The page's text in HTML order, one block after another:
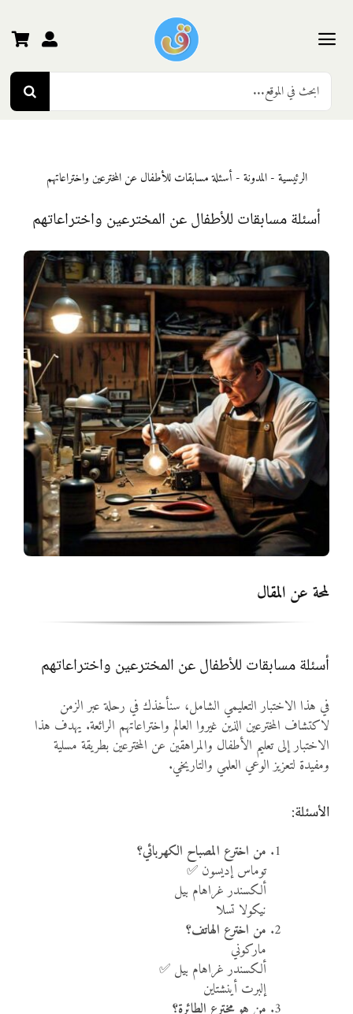
content
Toggle
Navigation
الرئيسية
المرحلة الأولى
المرحلة الثانية
المرحلة الثالثة
المواد
أنواع الموارد
الألعاب التفاعلية
Search
for:
الرئيسية-المدونة-أسئلة مسابقات للأطفال عن المخترعين واختراعاتهم
أسئلة مسابقات للأطفال عن المخترعين واختراعاتهم
لمحة عن المقال
أسئلة مسابقات للأطفال عن المخترعين واختراعاتهم
في هذا الاختبار التعليمي الشامل، سنأخذك في رحلة عبر الزمن
لاكتشاف المخترعين الذين غيروا العالم واختراعاتهم الرائعة. يهدف هذا
الاختبار إلى تعليم الأطفال والمراهقين عن المخترعين بطريقة مسلية
ومفيدة لتعزيز الوعي العلمي والتاريخي.
الأسئلة:
من اخترع المصباح الكهربائي؟
توماس إديسون ✅
ألكسندر غراهام بيل
نيكولا تسلا
من اخترع الهاتف؟
ماركوني
ألكسندر غراهام بيل ✅
إلبرت أينشتاين
من هو مخترع الطائرة؟